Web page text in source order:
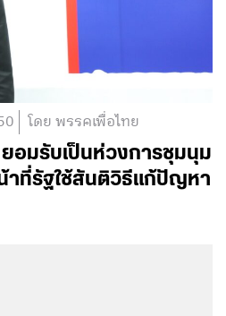
โดย พรรคเพื่อไทย
อมรับเป็นห่วงการชุมนุม
าที่รัฐใช้สันติวิธีแก้ปัญหา